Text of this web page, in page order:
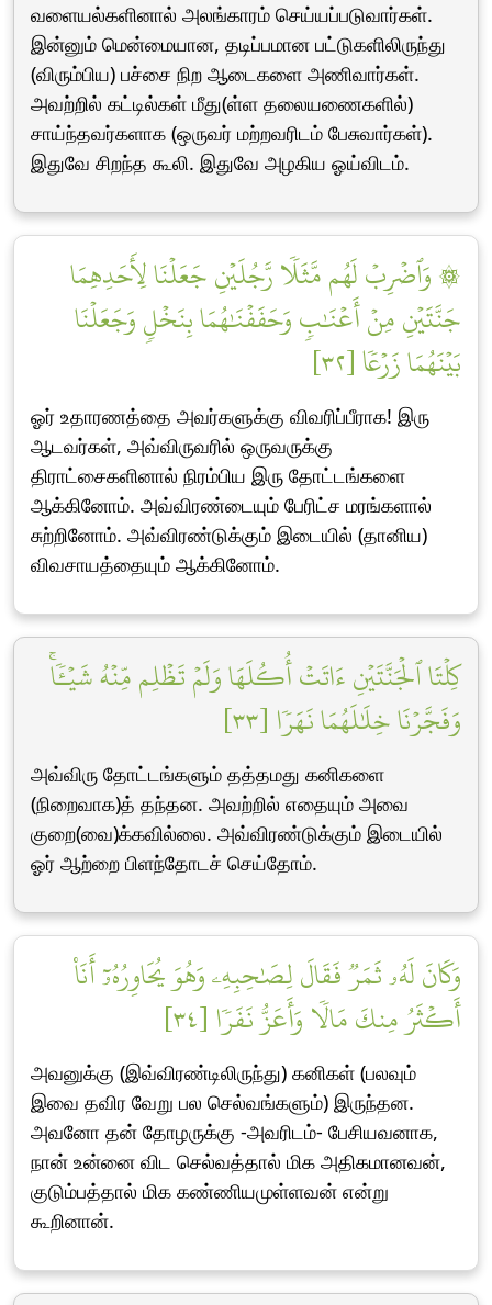
வளையல்களினால் அலங்காரம் செய்யப்படுவார்கள்.
இன்னும் மென்மையான, தடிப்பமான பட்டுகளிலிருந்து
(விரும்பிய) பச்சை நிற ஆடைகளை அணிவார்கள்.
அவற்றில் கட்டில்கள் மீது(ள்ள தலையணைகளில்)
சாய்ந்தவர்களாக (ஒருவர் மற்றவரிடம் பேசுவார்கள்).
இதுவே சிறந்த கூலி. இதுவே அழகிய ஓய்விடம்.
۞ وَٱضۡرِبۡ لَهُم مَّثَلٗا رَّجُلَيۡنِ جَعَلۡنَا لِأَحَدِهِمَا
جَنَّتَيۡنِ مِنۡ أَعۡنَٰبٖ وَحَفَفۡنَٰهُمَا بِنَخۡلٖ وَجَعَلۡنَا
بَيۡنَهُمَا زَرۡعٗا [٣٢]
ஓர் உதாரணத்தை அவர்களுக்கு விவரிப்பீராக! இரு
ஆடவர்கள், அவ்விருவரில் ஒருவருக்கு
திராட்சைகளினால் நிரம்பிய இரு தோட்டங்களை
ஆக்கினோம். அவ்விரண்டையும் பேரிட்ச மரங்களால்
சுற்றினோம். அவ்விரண்டுக்கும் இடையில் (தானிய)
விவசாயத்தையும் ஆக்கினோம்.
كِلۡتَا ٱلۡجَنَّتَيۡنِ ءَاتَتۡ أُكُلَهَا وَلَمۡ تَظۡلِم مِّنۡهُ شَيۡـٔٗاۚ
وَفَجَّرۡنَا خِلَٰلَهُمَا نَهَرٗا [٣٣]
அவ்விரு தோட்டங்களும் தத்தமது கனிகளை
(நிறைவாக)த் தந்தன. அவற்றில் எதையும் அவை
குறை(வை)க்கவில்லை. அவ்விரண்டுக்கும் இடையில்
ஓர் ஆற்றை பிளந்தோடச் செய்தோம்.
وَكَانَ لَهُۥ ثَمَرٞ فَقَالَ لِصَٰحِبِهِۦ وَهُوَ يُحَاوِرُهُۥٓ أَنَا۠
أَكۡثَرُ مِنكَ مَالٗا وَأَعَزُّ نَفَرٗا [٣٤]
அவனுக்கு (இவ்விரண்டிலிருந்து) கனிகள் (பலவும்
இவை தவிர வேறு பல செல்வங்களும்) இருந்தன.
அவனோ தன் தோழருக்கு -அவரிடம்- பேசியவனாக,
நான் உன்னை விட செல்வத்தால் மிக அதிகமானவன்,
குடும்பத்தால் மிக கண்ணியமுள்ளவன் என்று
கூறினான்.